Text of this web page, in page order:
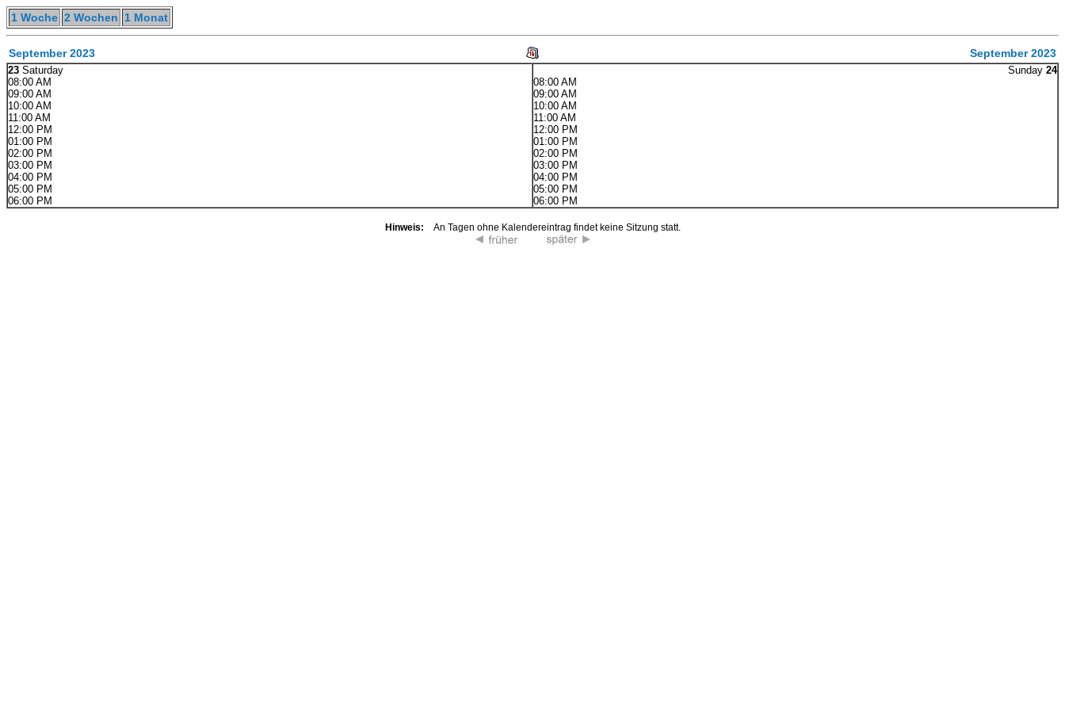
1 Woche 2 Wochen 1 Monat
September 2023 September 2023
23 Saturday
08:00 AM
09:00 AM
10:00 AM
11:00 AM
12:00 PM
01:00 PM
02:00 PM
03:00 PM
04:00 PM
05:00 PM
06:00 PM
Sunday 24
08:00 AM
09:00 AM
10:00 AM
11:00 AM
12:00 PM
01:00 PM
02:00 PM
03:00 PM
04:00 PM
05:00 PM
06:00 PM
Hinweis: An Tagen ohne Kalendereintrag findet keine Sitzung statt.